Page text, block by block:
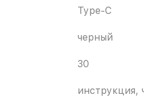
Type-C
черный
30
инструкция,